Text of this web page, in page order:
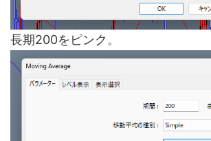
長期200をピンク。